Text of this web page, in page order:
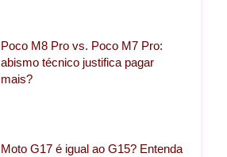
Poco M8 Pro vs. Poco M7 Pro:
abismo técnico justifica pagar
mais?
Moto G17 é igual ao G15? Entenda